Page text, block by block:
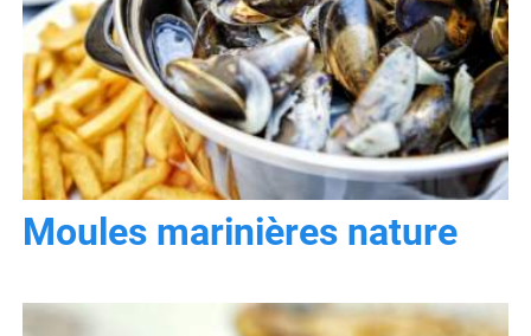
Moules marinières nature